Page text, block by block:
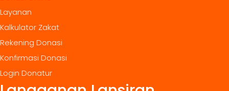
Layanan
Kalkulator Zakat
Rekening Donasi
Konfirmasi Donasi
Login Donatur